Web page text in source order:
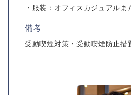
・服装：オフィスカジュアルま
備考
受動喫煙対策・受動喫煙防止措